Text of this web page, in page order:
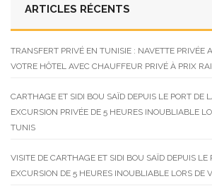
ARTICLES RÉCENTS
TRANSFERT PRIVÉ EN TUNISIE : NAVETTE PRIVÉE
VOTRE HÔTEL AVEC CHAUFFEUR PRIVÉ À PRIX
CARTHAGE ET SIDI BOU SAÏD DEPUIS LE PORT DE
EXCURSION PRIVÉE DE 5 HEURES INOUBLIABLE
TUNIS
VISITE DE CARTHAGE ET SIDI BOU SAÏD DEPUIS LE
EXCURSION DE 5 HEURES INOUBLIABLE LORS DE